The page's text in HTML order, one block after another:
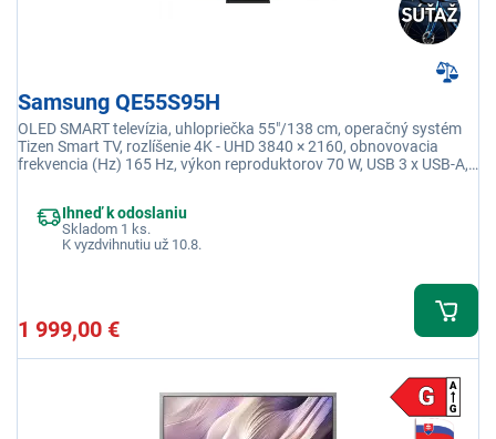
Samsung QE55S95H
OLED SMART televízia, uhlopriečka 55"/138 cm, operačný systém
Tizen Smart TV, rozlíšenie 4K - UHD 3840 × 2160, obnovovacia
frekvencia (Hz) 165 Hz, výkon reproduktorov 70 W, USB 3 x USB-A,
Ihneď k odoslaniu
Skladom 1 ks.
K vyzdvihnutiu už 10.8.
1 999,00 €